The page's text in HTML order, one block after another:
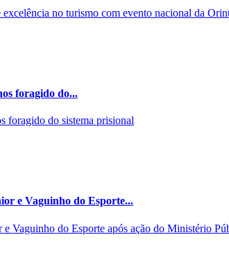
foragido do...
e Vaguinho do Esporte...